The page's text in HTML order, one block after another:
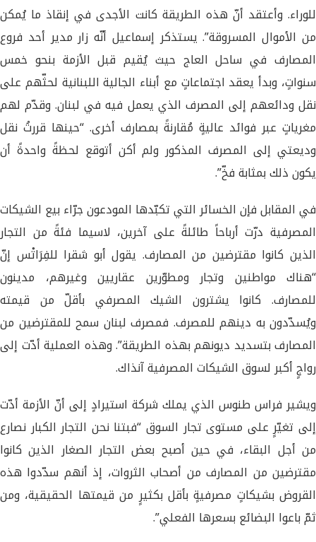
للوراء. وأعتقد أنّ هذه الطريقة كانت الأجدى في إنقاذ ما يُمكن
من الأموال المسروقة”. يستذكر إسماعيل أنّه زار مدير أحد فروع
المصارف في ساحل العاج حيث يُقيم قبل الأزمة بنحو خمس
سنواتٍ، وبدأ يعقد اجتماعاتٍ مع أبناء الجالية اللبنانية لحثّهم على
نقل ودائعهم إلى المصرف الذي يعمل فيه في لبنان. وقدّم لهم
مغرياتٍ عبر فوائد عاليةٍ مُقارنةً بمصارف أخرى. “حينها قررتُ نقل
وديعتي إلى المصرف المذكور ولم أكن أتوقع لحظةً واحدةً أن
يكون ذلك بمثابة فخّ”.
في المقابل فإن الخسائر التي تكبّدها المودعون جرّاء بيع الشيكات
المصرفية درّت أرباحاً طائلةً على آخرين، لاسيما فئةً من التجار
الذين كانوا مقترضين من المصارف. يقول أبو شقرا للفِرَاتْس إنّ
“هناك مواطنين وتجار ومطوّرين عقاريين وغيرهم، مدينون
للمصارف. كانوا يشترون الشيك المصرفي بأقلّ من قيمته
ويُسدّدون به دينهم للمصرف. فمصرف لبنان سمح للمقترضين من
المصارف بتسديد ديونهم بهذه الطريقة”. وهذه العملية أدّت إلى
رواجٍ أكبر لسوق الشيكات المصرفية آنذاك.
ويشير فراس طنوس الذي يملك شركة استيرادٍ إلى أنّ الأزمة أدّت
إلى تغيّرٍ على مستوى تجار السوق “فبتنا نحن التجار الكبار نصارع
من أجل البقاء، في حين أصبح بعض التجار الصغار الذين كانوا
مقترضين من المصارف من أصحاب الثروات، إذ أنهم سدّدوا هذه
القروض بشيكاتٍ مصرفيةٍ بأقل بكثيرٍ من قيمتها الحقيقية، ومن
ثمّ باعوا البضائع بسعرها الفعلي”.